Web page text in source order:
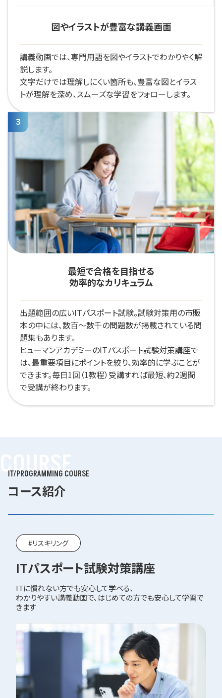
図やイラストが豊富な講義画面
講義動画では、専門用語を図やイラストでわかりやく解
説します。
文字だけでは理解しにくい箇所も、豊富な図とイラス
トが理解を深め、スムーズな学習をフォローします。
最短で合格を目指せる
効率的なカリキュラム
出題範囲の広いITパスポート試験。試験対策用の市販
本の中には、数百～数千の問題数が掲載されている問
題集もあります。
ヒューマンアカデミーのITパスポート試験対策講座で
は、最重要項目にポイントを絞り、効率的に学ぶことが
できます。毎日1回（1教程）受講すれば最短、約2週間
で受講が終わります。
IT/PROGRAMMING COURSE
コース紹介
COURSE
#リスキリング
ITパスポート試験対策講座
ITに慣れない方でも安心して学べる、
わかりやすい講義動画で、はじめての方でも安心して学習で
きます